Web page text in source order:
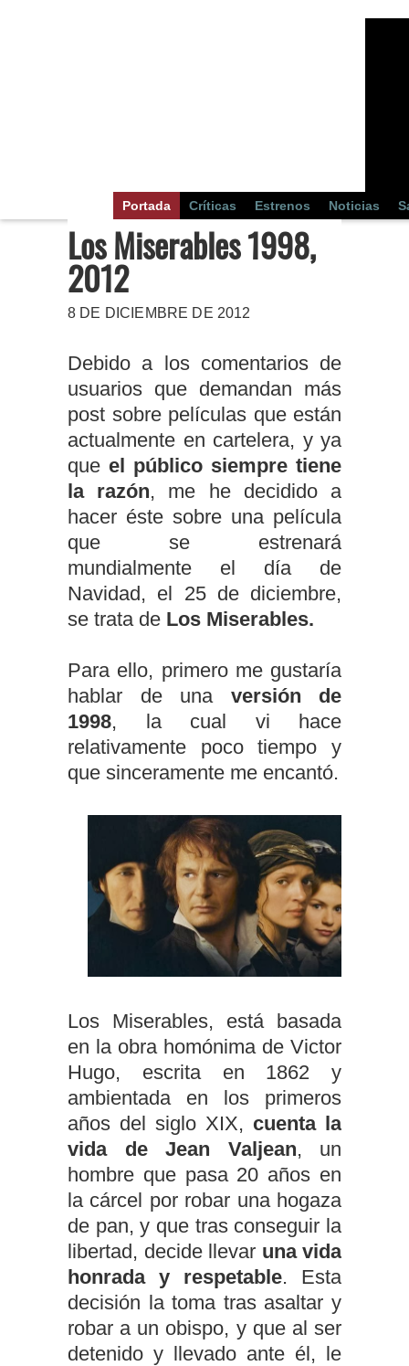
Portada Críticas Estrenos Noticias
Los Miserables 1998,
2012
8 DE DICIEMBRE DE 2012
Debido a los comentarios de
usuarios que demandan más
post sobre películas que están
actualmente en cartelera, y ya
que el público siempre tiene
la razón, me he decidido a
hacer éste sobre una película
que se estrenará
mundialmente el día de
Navidad, el 25 de diciembre,
se trata de Los Miserables.
Para ello, primero me gustaría
hablar de una versión de
1998, la cual vi hace
relativamente poco tiempo y
que sinceramente me encantó.
Los Miserables, está basada
en la obra homónima de Victor
Hugo, escrita en 1862 y
ambientada en los primeros
años del siglo XIX, cuenta la
vida de Jean Valjean, un
hombre que pasa 20 años en
la cárcel por robar una hogaza
de pan, y que tras conseguir la
libertad, decide llevar una vida
honrada y respetable. Esta
decisión la toma tras asaltar y
robar a un obispo, y que al ser
detenido y llevado ante él, le